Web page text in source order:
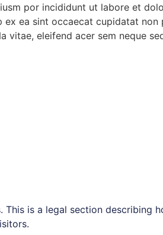
por incididunt ut labore et
ea sint occaecat cupidatat
eleifend acer sem neque
is a legal section describing